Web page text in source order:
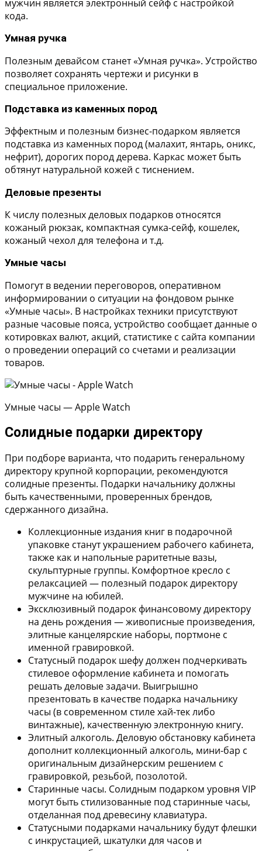
мужчин является электронный сейф с настройкой
кода.
Умная ручка
Полезным девайсом станет «Умная ручка». Устройство
позволяет сохранять чертежи и рисунки в
специальное приложение.
Подставка из каменных пород
Эффектным и полезным бизнес-подарком является
подставка из каменных пород (малахит, янтарь, оникс,
нефрит), дорогих пород дерева. Каркас может быть
обтянут натуральной кожей с тиснением.
Деловые презенты
К числу полезных деловых подарков относятся
кожаный рюкзак, компактная сумка-сейф, кошелек,
кожаный чехол для телефона и т.д.
Умные часы
Помогут в ведении переговоров, оперативном
информировании о ситуации на фондовом рынке
«Умные часы». В настройках техники присутствуют
разные часовые пояса, устройство сообщает данные о
котировках валют, акций, статистике с сайта компании
о проведении операций со счетами и реализации
товаров.
Умные часы — Apple Watch
Солидные подарки директору
При подборе варианта, что подарить генеральному
директору крупной корпорации, рекомендуются
солидные презенты. Подарки начальнику должны
быть качественными, проверенных брендов,
сдержанного дизайна.
Коллекционные издания книг в подарочной
упаковке станут украшением рабочего кабинета,
также как и напольные раритетные вазы,
скульптурные группы. Комфортное кресло с
релаксацией — полезный подарок директору
мужчине на юбилей.
Эксклюзивный подарок финансовому директору
на день рождения — живописные произведения,
элитные канцелярские наборы, портмоне с
именной гравировкой.
Статусный подарок шефудолжен подчеркивать
стилевое оформление кабинета и помогать
решать деловые задачи. Выигрышно
презентовать в качестве подарка начальнику
часы (в современном стиле хай-тек либо
винтажные), качественную электронную книгу.
Элитный алкоголь. Деловую обстановку кабинета
дополнит коллекционный алкоголь, мини-бар с
оригинальным дизайнерским решением с
гравировкой, резьбой, позолотой.
Старинные часы. Солидным подарком уровня VIP
могут быть стилизованные под старинные часы,
отделанная под древесину клавиатура.
Статусными подарками начальнику будут флешки
с инкрустацией, шкатулки для часов и